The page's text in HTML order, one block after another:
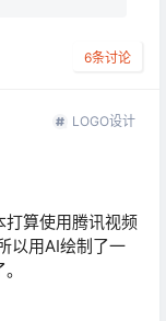
6条讨论
LOGO设计
打算使用腾讯视频
以用AI绘制了一